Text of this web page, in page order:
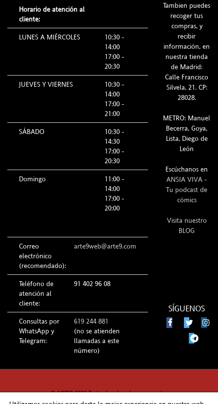
Horario de atención al
cliente:
LUNES A MIÉRCOLES
10:30 -
14:00
17:00 -
20:30
JUEVES Y VIERNES
10:30 -
14:00
17:00 -
21:00
SÁBADO
10:30 -
14:30
17:00 -
20:30
Domingo
11:00 -
14:00
17:00 -
20:00
Correo
electrónico
(recomendado):
arte9web@arte9.com
Teléfono de
atención al
cliente:
91 402 96 08
Consultas por
WhatsApp y
Telegram:
619 244 881
(no se atienden
llamadas a este
número)
Tambien puedes
recoger tus
compras, y
recibir
información, en
nuestra tienda
de Madrid:
Calle Francisco
Silvela, 21. CP:
28028.
METRO: Manuel
Becerra, Goya,
Lista, Diego de
León
Escúchanos en
ANSIA VIVA -
Tu podcast de
cómics
Visita nuestro
BLOG
SÍGUENOS
© ARTE9 2026 Todos los derechos reservados